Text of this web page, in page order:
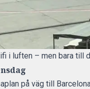
i luften – men bara till
på väg till